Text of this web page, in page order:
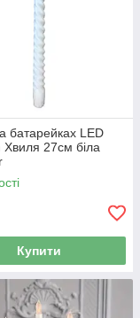
батарейках LED
Хвиля 27см біла
Купити